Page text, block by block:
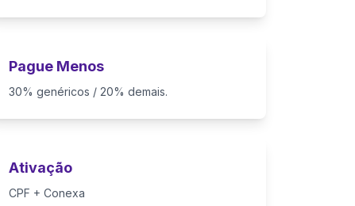
Pague Menos
30% genéricos / 20% demais.
Ativação
CPF + Conexa